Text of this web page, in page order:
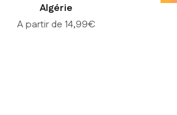
Algérie
Prix de vente
A partir de 14,99€